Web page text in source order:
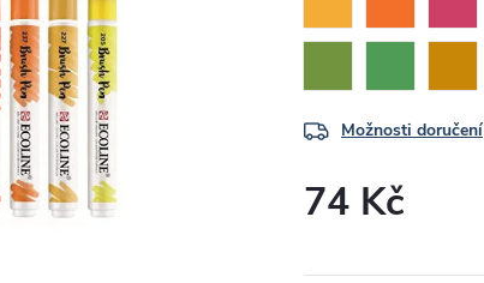
Možnosti doručení
74 Kč